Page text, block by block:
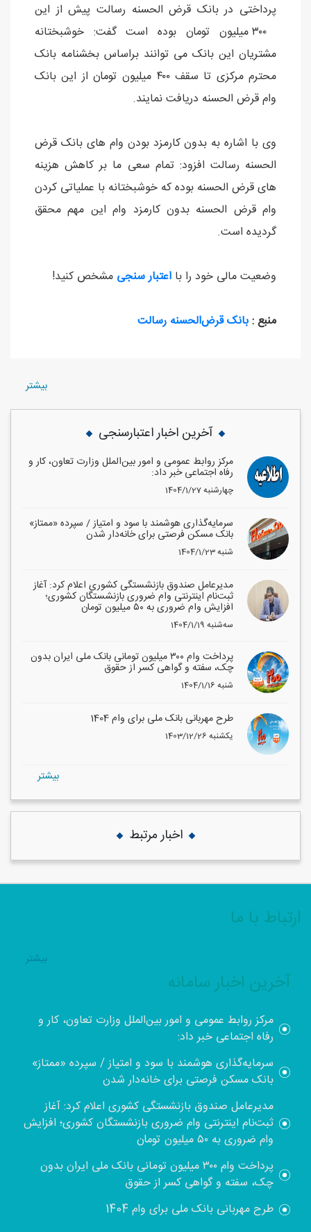
پرداختی در بانک قرض الحسنه رسالت پیش از این
۳۰۰ میلیون تومان بوده است گفت: خوشبختانه
مشتریان این بانک می توانند براساس بخشنامه بانک
محترم مرکزی تا سقف ۴۰۰ میلیون تومان از این بانک
وام قرض الحسنه دریافت نمایند.
وی با اشاره به بدون کارمزد بودن وام های بانک قرض
الحسنه رسالت افزود: تمام سعی ما بر کاهش هزینه
های قرض الحسنه بوده که خوشبختانه با عملیاتی کردن
وام قرض الحسنه بدون کارمزد وام این مهم محقق
گردیده است.
وضعیت مالی خود را با اعتبار سنجی مشخص کنید!
منبع :بانک قرض‌الحسنه رسالت
بيشتر
آخرین اخبار اعتبارسنجی
مرکز روابط عمومی و امور بین‌الملل وزارت تعاون، کار و
رفاه اجتماعی خبر داد:
1404/1/27 چهارشنبه
سرمایه‌گذاری هوشمند با سود و امتیاز / سپرده «ممتاز»
بانک مسکن فرصتی برای خانه‌دار شدن
1404/1/23 شنبه
مدیرعامل صندوق بازنشستگی کشوری اعلام کرد: آغاز
ثبت‌نام اینترنتی وام ضروری بازنشستگان کشوری؛
افزایش وام ضروری به ۵۰ میلیون تومان
1404/1/19 سه‌شنبه
پرداخت وام ۳۰۰ میلیون تومانی بانک ملی ایران بدون
چک، سفته و گواهی کسر از حقوق
1404/1/16 شنبه
طرح مهربانی بانک ملی برای وام 1404
1403/12/26 یکشنبه
بيشتر
اخبار مرتبط
ارتباط با ما
بيشتر
آخرین اخبار سامانه
مرکز روابط عمومی و امور بین‌الملل وزارت تعاون، کار و
رفاه اجتماعی خبر داد:
سرمایه‌گذاری هوشمند با سود و امتیاز / سپرده «ممتاز»
بانک مسکن فرصتی برای خانه‌دار شدن
مدیرعامل صندوق بازنشستگی کشوری اعلام کرد: آغاز
ثبت‌نام اینترنتی وام ضروری بازنشستگان کشوری؛ افزایش
وام ضروری به ۵۰ میلیون تومان
پرداخت وام ۳۰۰ میلیون تومانی بانک ملی ایران بدون
چک، سفته و گواهی کسر از حقوق
طرح مهربانی بانک ملی برای وام 1404